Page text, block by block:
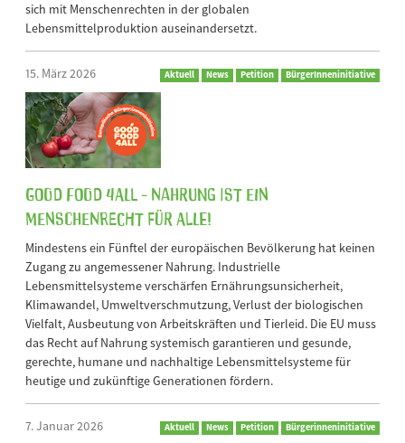
sich mit Menschenrechten in der globalen
Lebensmittelproduktion auseinandersetzt.
15. März 2026 Aktuell News Petition BürgerInneninitiative
Good Food 4All - Nahrung ist ein
Menschenrecht für alle!
Mindestens ein Fünftel der europäischen Bevölkerung hat keinen
Zugang zu angemessener Nahrung. Industrielle
Lebensmittelsysteme verschärfen Ernährungsunsicherheit,
Klimawandel, Umweltverschmutzung, Verlust der biologischen
Vielfalt, Ausbeutung von Arbeitskräften und Tierleid. Die EU muss
das Recht auf Nahrung systemisch garantieren und gesunde,
gerechte, humane und nachhaltige Lebensmittelsysteme für
heutige und zukünftige Generationen fördern.
7. Januar 2026 Aktuell News Petition Bürgerinneninitiative